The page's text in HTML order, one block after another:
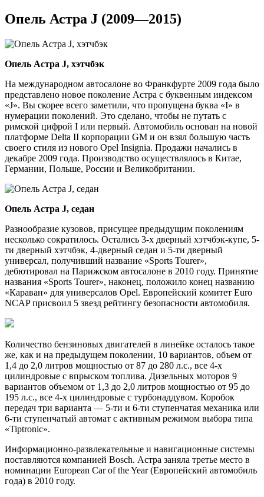
Опель Астра J (2009—2015)
Опель Астра J, хэтчбэк
На международном автосалоне во Франкфурте 2009 года было
представлено новое поколение Астра с буквенным индексом
«J». Вы скорее всего заметили, что пропущена буква «I» в
нумерации поколений. Это сделано, чтобы не путать с
римской цифрой I или первый. Автомобиль основан на новой
платформе Delta II корпорации GM и он взял большую часть
своего стиля из нового Opel Insignia. Продажи начались в
декабре 2009 года. Производство осуществлялось в Китае,
Германии, Польше, России и Великобритании.
Опель Астра J, седан
Разнообразие кузовов, присущее предыдущим поколениям
несколько сократилось. Остались 3-х дверный хэтчбэк-купе, 5-
ти дверный хэтчбэк, 4-дверный седан и 5-ти дверный
универсал, получивший название «Sports Tourer»,
дебютировал на Парижском автосалоне в 2010 году. Принятие
названия «Sports Tourer», наконец, положило конец названию
«Караван» для универсалов Opel. Европейский комитет Euro
NCAP присвоил 5 звезд рейтингу безопасности автомобиля.
Количество бензиновых двигателей в линейке осталось такое
же, как и на предыдущем поколении, 10 вариантов, объем от
1,4 до 2,0 литров мощностью от 87 до 280 л.с., все 4-х
цилиндровые с впрыском топлива. Дизельных моторов 9
вариантов объемом от 1,3 до 2,0 литров мощностью от 95 до
195 л.с., все 4-х цилиндровые с турбонаддувом. Коробок
передач три варианта — 5-ти и 6-ти ступенчатая механика или
6-ти ступенчатый автомат с активным режимом выбора типа
«Tiptronic».
Информационно-развлекательные и навигационные системы
поставляются компанией Bosch. Астра заняла третье место в
номинации European Car of the Year (Европейский автомобиль
года) в 2010 году.